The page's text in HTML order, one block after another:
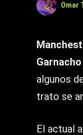
Omar
Garnacho
algunos
trato se
El actual